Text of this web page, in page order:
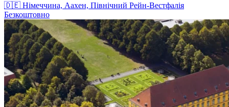
🇩🇪 Німеччина, Аахен, Північний Рейн-Вестфалія
Безкоштовно